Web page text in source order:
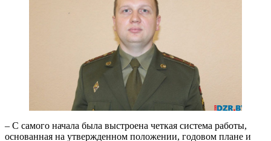
– С самого начала была выстроена четкая система работы,
основанная на утвержденном положении, годовом плане и